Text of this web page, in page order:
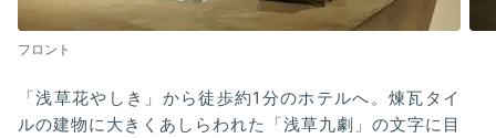
フロント
「浅草花やしき」から徒歩約1分のホテルへ。煉瓦タイ
ルの建物に大きくあしらわれた「浅草九劇」の文字に目